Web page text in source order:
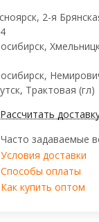
2-я
Трактовая (гл)
Рассчитать
Часто задаваемые
Условия доставки
Способы оплаты
Как купить оптом